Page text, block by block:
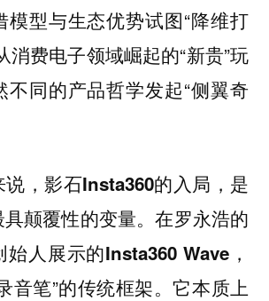
模型与生态优势试图“降维打
消费电子领域崛起的“新贵”玩
不同的产品哲学发起“侧翼奇
说，影石Insta360的入局，是
颠覆性的变量。在罗永浩的
始人展示的Insta360 Wave ，
音笔”的传统框架。它本质上